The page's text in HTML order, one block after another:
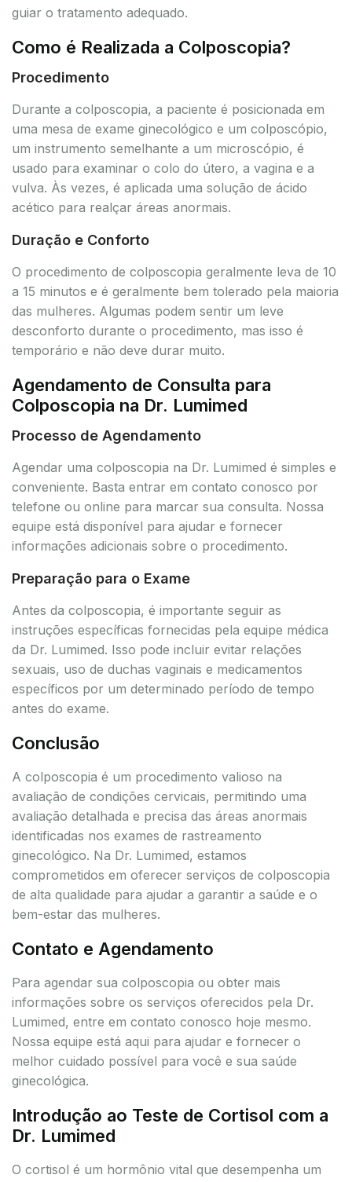
guiar o tratamento adequado.
Como é Realizada a Colposcopia?
Procedimento
Durante a colposcopia, a paciente é posicionada em
uma mesa de exame ginecológico e um colposcópio,
um instrumento semelhante a um microscópio, é
usado para examinar o colo do útero, a vagina e a
vulva. Às vezes, é aplicada uma solução de ácido
acético para realçar áreas anormais.
Duração e Conforto
O procedimento de colposcopia geralmente leva de 10
a 15 minutos e é geralmente bem tolerado pela maioria
das mulheres. Algumas podem sentir um leve
desconforto durante o procedimento, mas isso é
temporário e não deve durar muito.
Agendamento de Consulta para
Colposcopia na Dr. Lumimed
Processo de Agendamento
Agendar uma colposcopia na Dr. Lumimed é simples e
conveniente. Basta entrar em contato conosco por
telefone ou online para marcar sua consulta. Nossa
equipe está disponível para ajudar e fornecer
informações adicionais sobre o procedimento.
Preparação para o Exame
Antes da colposcopia, é importante seguir as
instruções específicas fornecidas pela equipe médica
da Dr. Lumimed. Isso pode incluir evitar relações
sexuais, uso de duchas vaginais e medicamentos
específicos por um determinado período de tempo
antes do exame.
Conclusão
A colposcopia é um procedimento valioso na
avaliação de condições cervicais, permitindo uma
avaliação detalhada e precisa das áreas anormais
identificadas nos exames de rastreamento
ginecológico. Na Dr. Lumimed, estamos
comprometidos em oferecer serviços de colposcopia
de alta qualidade para ajudar a garantir a saúde e o
bem-estar das mulheres.
Contato e Agendamento
Para agendar sua colposcopia ou obter mais
informações sobre os serviços oferecidos pela Dr.
Lumimed, entre em contato conosco hoje mesmo.
Nossa equipe está aqui para ajudar e fornecer o
melhor cuidado possível para você e sua saúde
ginecológica.
Introdução ao Teste de Cortisol com a
Dr. Lumimed
O cortisol é um hormônio vital que desempenha um